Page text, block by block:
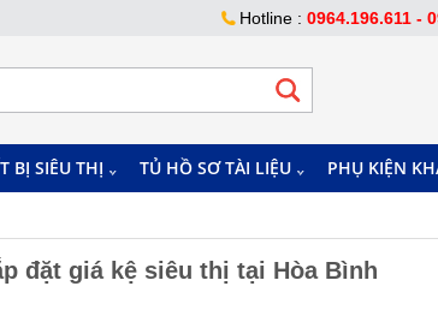
BỊ SIÊU THỊ TỦ HỒ SƠ TÀI LIỆU PHỤ KIỆN
đặt giá kệ siêu thị tại Hòa Bình
Hotline : 0964.196.611 -